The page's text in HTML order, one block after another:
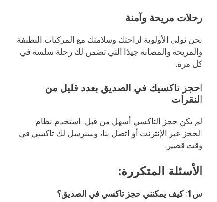
رحلات مريحة وآمنة
نحن نولي الأولوية لراحتك وسلامتك مع المركبات النظيفة
والمريحة والمصانة جيدًا التي تضمن لك رحلة سلسة في
كل مرة.
احجز تاكسيك في الصديق بعدد قليل من
النقرات
لم يكن حجز التاكسي أسهل من قبل. استخدم نظام
الحجز عبر الإنترنت أو اتصل بنا، وسنرسل لك تاكسي في
وقت قصير.
الأسئلة المتكررة:
س1: كيف يمكنني حجز تاكسي في الصديق؟